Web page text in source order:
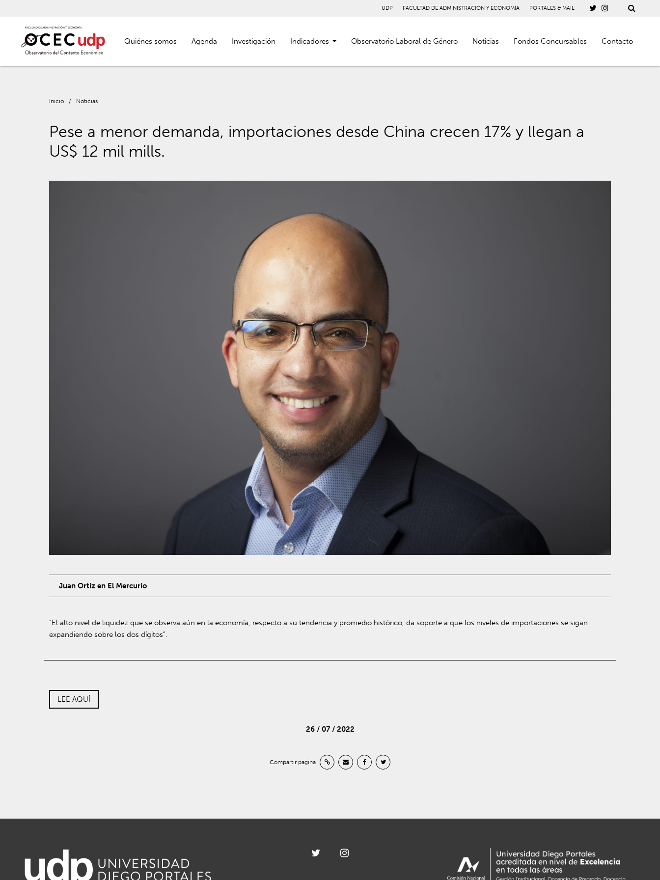
UDP FACULTAD DE ADMINISTRACIÓN Y ECONOMÍA PORTALES & MAIL
Quiénes somos Agenda Investigación Indicadores Observatorio Laboral de Género Noticias Fondos Concursables Contacto
Inicio / Noticias
Pese a menor demanda, importaciones desde China crecen 17% y llegan a
US$ 12 mil mills.
Juan Ortiz en El Mercurio
“El alto nivel de liquidez que se observa aún en la economía, respecto a su tendencia y promedio histórico, da soporte a que los niveles de importaciones se sigan
expandiendo sobre los dos dígitos”.
LEE AQUÍ
26 / 07 / 2022
Compartir página